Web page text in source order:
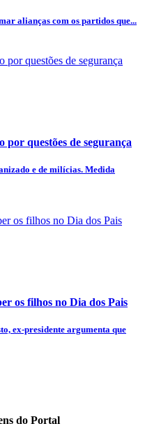
alianças com os partidos que...
por questões de segurança
e de milícias. Medida
os filhos no Dia dos Pais
ex-presidente argumenta que
do Portal